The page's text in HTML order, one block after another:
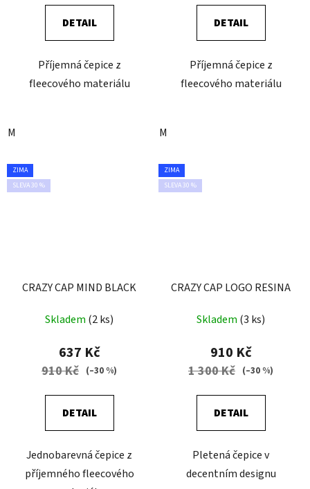
DETAIL
Příjemná čepice z
fleecového materiálu
M
DETAIL
Příjemná čepice z
fleecového materiálu
M
ZIMA
SLEVA 30 %
CRAZY CAP MIND BLACK
Skladem (2 ks)
637 Kč
910 Kč (–30 %)
DETAIL
Jednobarevná čepice z
příjemného fleecového
ZIMA
SLEVA 30 %
CRAZY CAP LOGO RESINA
Skladem (3 ks)
910 Kč
1 300 Kč (–30 %)
DETAIL
Pletená čepice v
decentním designu